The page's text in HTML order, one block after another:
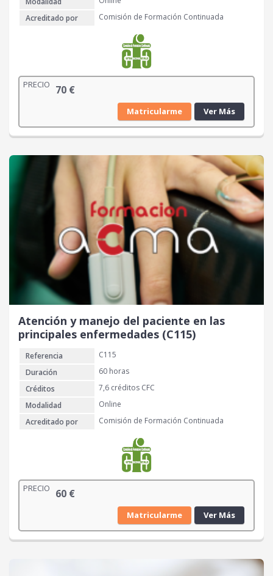
Acreditado por
Comisión de Formación Continuada
PRECIO 70 €
Matricularme Ver Más
Atención y manejo del paciente en las
principales enfermedades (C115)
Referencia
C115
Duración
60 horas
Créditos
7,6 créditos CFC
Modalidad
Online
Acreditado por
Comisión de Formación Continuada
PRECIO 60 €
Matricularme Ver Más